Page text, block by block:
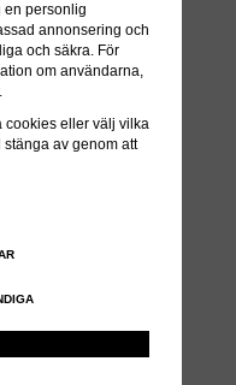
en personlig
annonsering och
och säkra. För
om användarna,
cookies eller välj vilka
av genom att